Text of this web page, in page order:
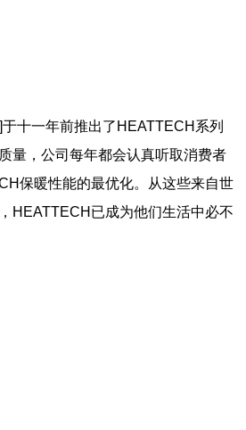
一年前推出了HEATTECH系列
量，公司每年都会认真听取消费者
保暖性能的最优化。从这些来自世
HEATTECH已成为他们生活中必不